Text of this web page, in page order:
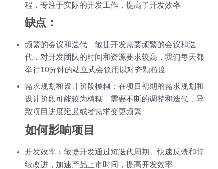
程，专注于实际的开发工作，提高了开发效率
缺点：
频繁的会议和迭代：敏捷开发需要频繁的会议和迭
代，对开发团队的时间和资源要求较高，我们每天都
举行10分钟的站立式会议用以对齐颗粒度
需求规划和设计阶段模糊：在项目初期的需求规划和
设计阶段可能较为模糊，需要不断的调整和迭代，导
致项目进度延迟或者需求变更频繁
如何影响项目
开发效率：敏捷开发通过短迭代周期、快速反馈和持
续改进，加速产品上市时间，提高开发效率